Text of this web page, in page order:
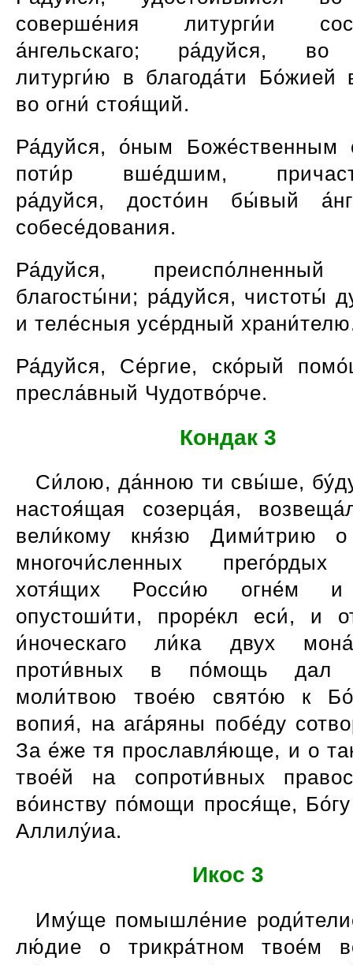
соверше́ния литурги́и
а́нгельскаго; ра́дуйся, во
литурги́ю в благода́ти Бо́жией
во огни́ стоя́щий.
Ра́дуйся, о́ным Боже́ственным
поти́р вше́дшим,
ра́дуйся, досто́ин бы́вый
собесе́дования.
Ра́дуйся, преиспо́лненный
благосты́ни; ра́дуйся, чистоты́
и теле́сныя усе́рдный
Ра́дуйся, Се́ргие, ско́рый
пресла́вный Чудотво́рче.
Кондак 3
Си́лою, да́нною ти свы́ше,
настоя́щая созерца́я,
вели́кому кня́зю Дими́трию
многочи́сленных прего́рдых
хотя́щих Росси́ю огне́м
опустоши́ти, проре́кл еси́, и
и́ноческаго ли́ка двух
проти́вных в по́мощь
моли́твою твое́ю свято́ю к
вопия́, на ага́ряны побе́ду
За е́же тя прославля́юще, и о
твое́й на сопроти́вных
во́инству по́мощи прося́ще,
Аллилу́иа.
Икос 3
Иму́ще помышле́ние
лю́дие о трикра́тном твое́м